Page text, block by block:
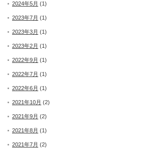
2024年5月 (1)
2023年7月 (1)
2023年3月 (1)
2023年2月 (1)
2022年9月 (1)
2022年7月 (1)
2022年6月 (1)
2021年10月 (2)
2021年9月 (2)
2021年8月 (1)
2021年7月 (2)